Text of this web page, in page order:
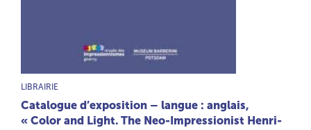
TYPE DE PRODUIT :
LIBRAIRIE
Catalogue d’exposition – langue : anglais,
« Color and Light. The Neo-Impressionist Henri-